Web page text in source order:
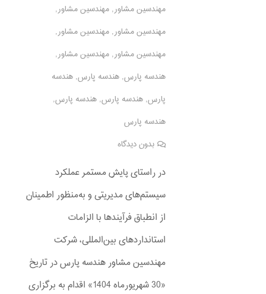
مهندسین مشاور,مهندسین مشاور,
مهندسین مشاور,مهندسین مشاور,
مهندسین مشاور,مهندسین مشاور,
هندسه پارس,هندسه پارس,هندسه
پارس,هندسه پارس,هندسه پارس,
هندسه پارس
بدون دیدگاه
در راستای پایش مستمر عملکرد
سیستم‌های مدیریتی و به‌منظور اطمینان
از انطباق فرآیندها با الزامات
استانداردهای بین‌المللی، شرکت
مهندسین مشاور هندسه پارس در تاریخ
«30 شهریورماه 1404» اقدام به برگزاری